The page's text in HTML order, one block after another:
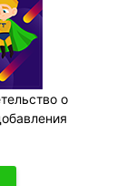
о